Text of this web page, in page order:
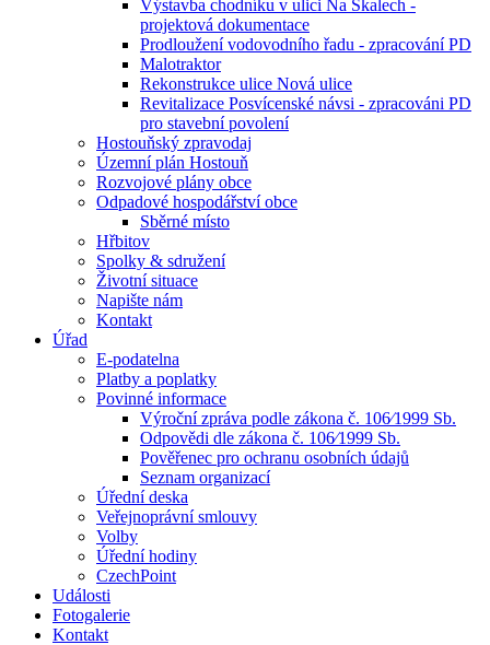
Výstavba chodníku v ulici Na Skalech -
projektová dokumentace
Prodloužení vodovodního řadu - zpracování PD
Malotraktor
Rekonstrukce ulice Nová ulice
Revitalizace Posvícenské návsi - zpracováni PD
pro stavební povolení
Hostouňský zpravodaj
Územní plán Hostouň
Rozvojové plány obce
Odpadové hospodářství obce
Sběrné místo
Hřbitov
Spolky & sdružení
Životní situace
Napište nám
Kontakt
Úřad
E-podatelna
Platby a poplatky
Povinné informace
Výroční zpráva podle zákona č. 106⁄1999 Sb.
Odpovědi dle zákona č. 106⁄1999 Sb.
Pověřenec pro ochranu osobních údajů
Seznam organizací
Úřední deska
Veřejnoprávní smlouvy
Volby
Úřední hodiny
CzechPoint
Události
Fotogalerie
Kontakt